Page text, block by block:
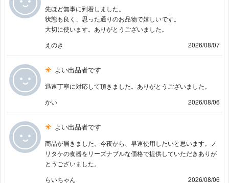
先ほど無事に到着しました。
状態も良く、思った通りのお品物で嬉しいです。
大切に使います。ありがとうございました。
えのき
2026/08/07
よい出品者です
迅速丁寧に対応して頂きました。ありがとうございました。
かい
2026/08/06
よい出品者です
商品が届きました。今夜から、早速使用したいと思います。ノ
リタケの食器をリーズナブルな価格で提供していただきありが
とうございました。
らいちゃん
2026/08/06